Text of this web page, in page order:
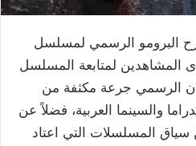
البرومو الرسمي لمسلسل
المشاهدين لمتابعة المسلسل
الرسمي جرعة مكثفة من
والسينما العربية، فضلاً عن
سياق المسلسلات التي اعتاد